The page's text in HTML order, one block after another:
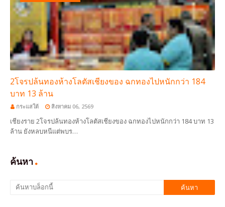
2โจรปล้นทองห้างโลตัสเชียงของ ฉกทองไปหนักกว่า 184
บาท 13 ล้าน
กระแสใต้ สิงหาคม 06, 2569
เชียงราย 2โจรปล้นทองห้างโลตัสเชียงของ ฉกทองไปหนักกว่า 184 บาท 13
ล้าน ยังหลบหนีแต่พบร…
ค้นหา